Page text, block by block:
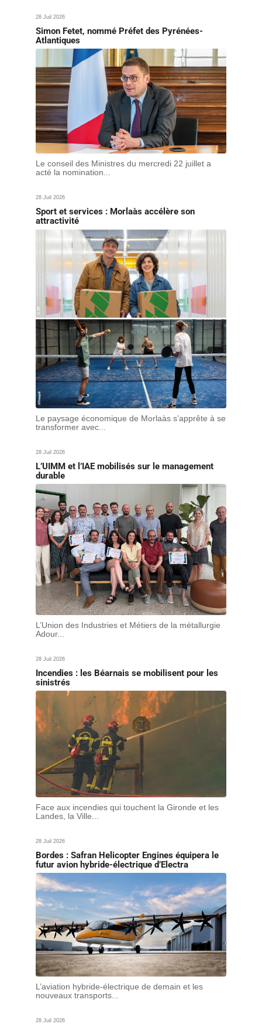
28 Juil 2026
Simon Fetet, nommé Préfet des Pyrénées-
Atlantiques
Le conseil des Ministres du mercredi 22 juillet a
acté la nomination...
28 Juil 2026
Sport et services : Morlaàs accélère son
attractivité
Le paysage économique de Morlaàs s’apprête à se
transformer avec...
28 Juil 2026
L’UIMM et l’IAE mobilisés sur le management
durable
L’Union des Industries et Métiers de la métallurgie
Adour...
28 Juil 2026
Incendies : les Béarnais se mobilisent pour les
sinistrés
Face aux incendies qui touchent la Gironde et les
Landes, la Ville...
28 Juil 2026
Bordes : Safran Helicopter Engines équipera le
futur avion hybride-électrique d’Electra
L’aviation hybride-électrique de demain et les
nouveaux transports...
28 Juil 2026